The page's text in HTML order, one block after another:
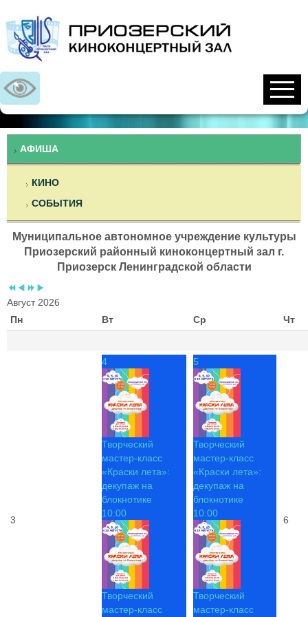
АФИША
КИНО
СОБЫТИЯ
Муниципальное автономное учреждение культуры
Приозерский районный киноконцертный зал г.
Приозерск Ленинградской области
Предыдущий
год
Предыдущий
Следующий
Следующий
Август 2026
Пн
Вт Ср Чт
3
4
Творческий
мастер-класс
«Краски лета»:
декупаж на
блокнотике
10:00
Творческий
мастер-класс
5
Творческий
мастер-класс
«Краски лета»:
декупаж на
блокнотике
10:00
Творческий
мастер-класс
6